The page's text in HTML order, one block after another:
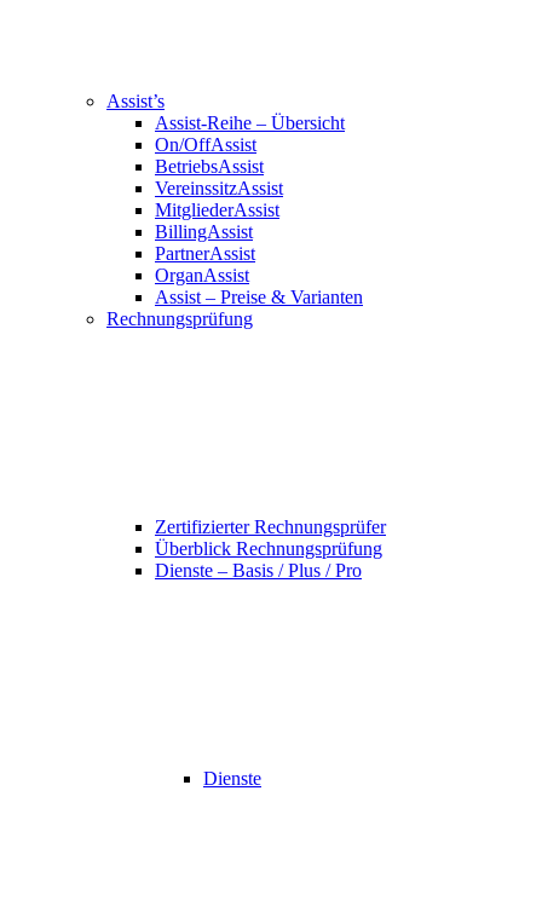
Assist’s
Assist-Reihe – Übersicht
On/OffAssist
BetriebsAssist
VereinssitzAssist
MitgliederAssist
BillingAssist
PartnerAssist
OrganAssist
Assist – Preise & Varianten
Rechnungsprüfung
Zertifizierter Rechnungsprüfer
Überblick Rechnungsprüfung
Dienste – Basis / Plus / Pro
Dienste